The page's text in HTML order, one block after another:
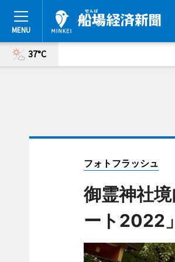
37°C
フォトフラッシュ
御霊神社
ート2022」